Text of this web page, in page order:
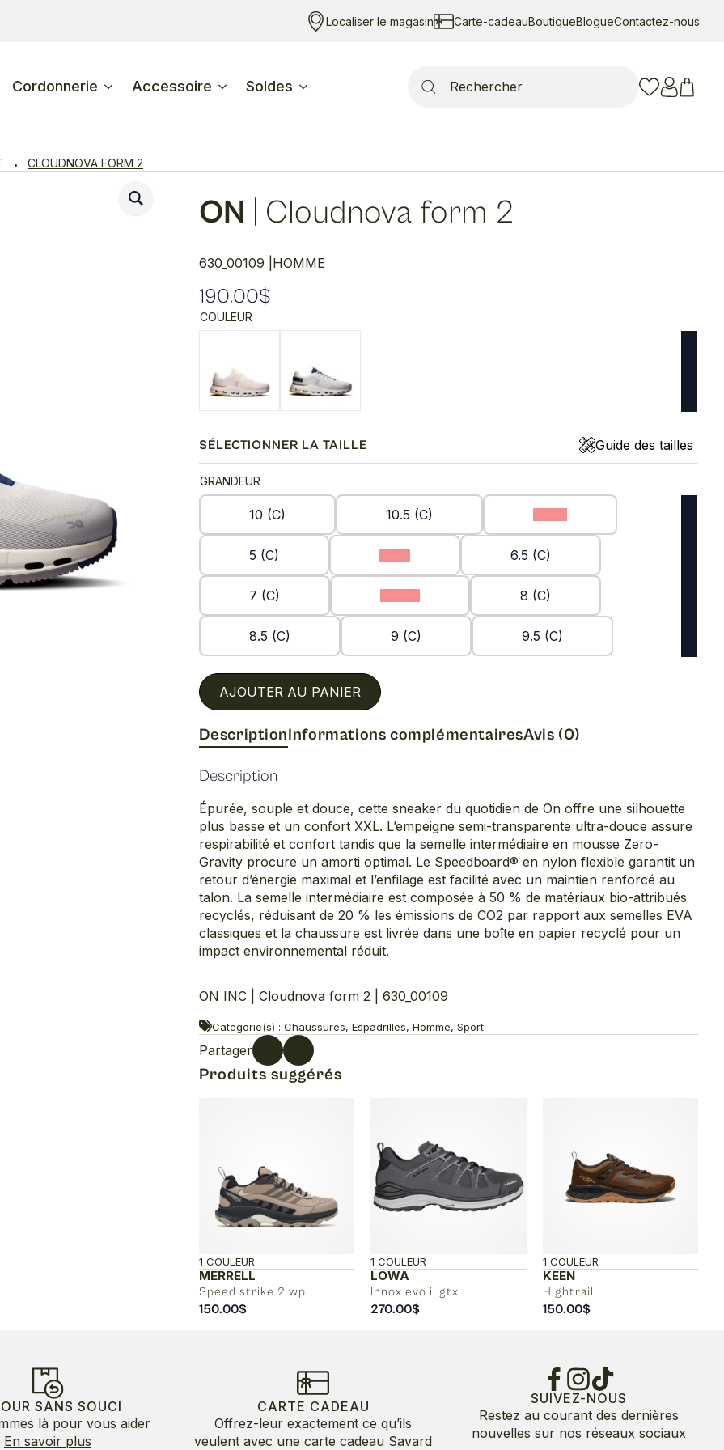
Localiser le magasin Carte-cadeauBoutiqueBlogueContactez-nous
Cordonnerie Accessoire Soldes
for:
CLOUDNOVA FORM 2
ON Cloudnova form 2
630_00109 | HOMME
190.00$
COULEUR
SÉLECTIONNER LA TAILLE Guide des tailles
GRANDEUR
10 (C) 10.5 (C)
5 (C) 6.5 (C)
7 (C) 8 (C)
8.5 (C) 9 (C) 9.5 (C)
AJOUTER AU PANIER
DescriptionInformations complémentairesAvis (0)
Description
Épurée, souple et douce, cette sneaker du quotidien de On offre une silhouette
plus basse et un confort XXL. L’empeigne semi-transparente ultra-douce assure
respirabilité et confort tandis que la semelle intermédiaire en mousse Zero-
Gravity procure un amorti optimal. Le Speedboard® en nylon flexible garantit un
retour d’énergie maximal et l’enfilage est facilité avec un maintien renforcé au
talon. La semelle intermédiaire est composée à 50 % de matériaux bio-attribués
recyclés, réduisant de 20 % les émissions de CO2 par rapport aux semelles EVA
classiques et la chaussure est livrée dans une boîte en papier recyclé pour un
impact environnemental réduit.
ON INC | Cloudnova form 2 | 630_00109
Categorie(s) : Chaussures, Espadrilles, Homme, Sport
Partager
Produits suggérés
MERRELL
Speed strike 2 wp
1 COULEUR
150.00$
LOWA
Innox evo ii gtx
1 COULEUR
270.00$
KEEN
Hightrail
1 COULEUR
150.00$
SANS SOUCI
là pour vous aider
En savoir plus
CARTE CADEAU
Offrez-leur exactement ce qu’ils
veulent avec une carte cadeau Savard
SUIVEZ-NOUS
Restez au courant des dernières
nouvelles sur nos réseaux sociaux